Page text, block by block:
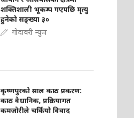
शक्तिशाली भूकम्प गएपछि मृत्यु
हुनेको सङ्ख्या ३०
गोदावरी न्युज
कृष्णपुरको साल काठ प्रकरण:
काठ वैधानिक, प्रक्रियागत
कमजोरीले चर्कियो विवाद